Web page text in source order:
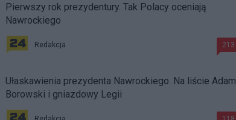
Pierwszy rok prezydentury. Tak Polacy oceniają
Nawrockiego
Redakcja 213
Ułaskawienia prezydenta Nawrockiego. Na liście Adam
Borowski i gniazdowy Legii